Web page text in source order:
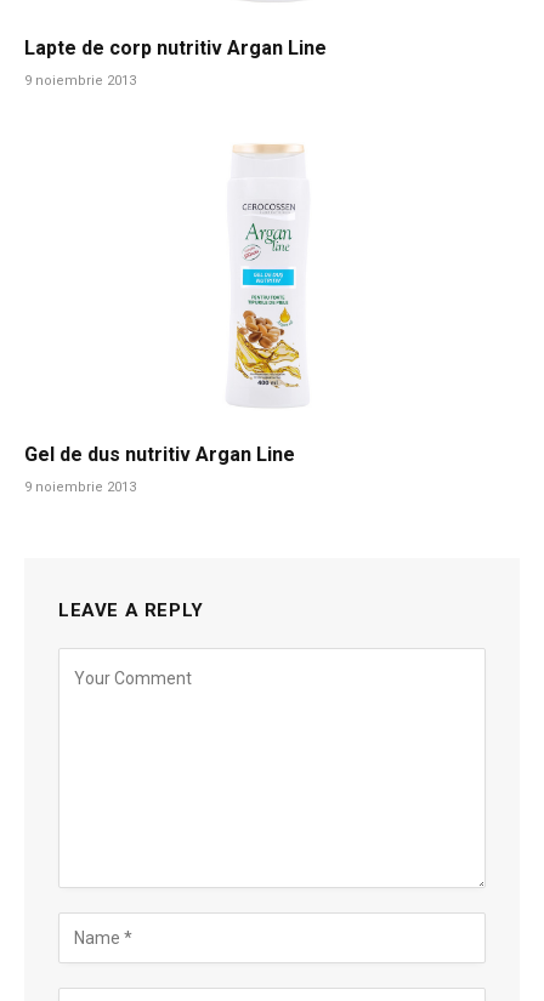
Lapte de corp nutritiv Argan Line
9 noiembrie 2013
Gel de dus nutritiv Argan Line
9 noiembrie 2013
LEAVE A REPLY